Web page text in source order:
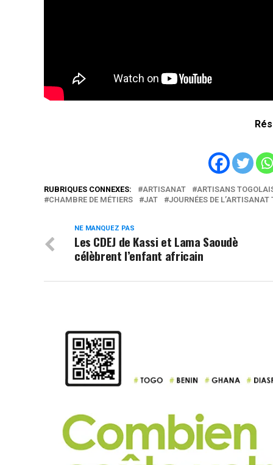
RUBRIQUES CONNEXES: ARTISANAT
ARTISANS
CHAMBRE DE MÉTIERS
JAT JOURNÉES DE L’ARTISANAT
NE MANQUEZ PAS
Les CDEJ de Kassi et Lama Saoudè
célèbrent l’enfant africain